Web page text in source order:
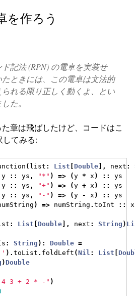
を作ろう
記法 (RPN) の電卓を実装せ
ときには、この電卓は文法的
れる限り正しく動くよ、とい
た。
章は飛ばしたけど、コードはこ
してみる:
( list : List [Double ], next :
y :: ys , "*" ) => (y * x ) ::
ys
y :: ys , "+" ) => (y + x ) ::
ys
y :: ys , "-" ) => (y - x ) ::
ys
) => numString .toInt ::
: List [Double ], next : String )
s : String ): Double =
' ).toList . foldLeft (Nil : List [
)Double
4 3 + 2 * -" )